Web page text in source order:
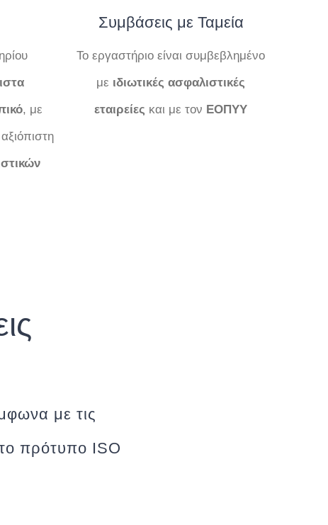
, με
Συμβάσεις με Ταμεία
Το εργαστήριο είναι συμβεβλημένο
με ιδιωτικές ασφαλιστικές
εταιρείες και με τον ΕΟΠΥΥ
με τις
πρότυπο ISO